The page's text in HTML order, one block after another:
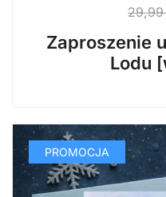
Zaproszenie
Lodu
PROMOCJA